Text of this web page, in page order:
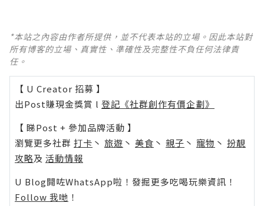
*本站之內容由作者所提供，並不代表本站的立場。因此本站對
所有博客的立場、真實性、準確性及完整性不負任何法律責
任。
【 U Creator 招募 】
出Post賺現金獎賞 l 登記《社群創作有價企劃》
【 睇Post + 參加品牌活動 】
瀏覽更多社群 打卡 丶 旅遊 丶 美食 丶 親子 丶 寵物 丶 扮靚
攻略及 活動情報
U Blog開咗WhatsApp啦！發掘更多吃喝玩樂資訊！
Follow 我哋 ！